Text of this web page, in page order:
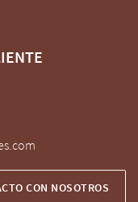
CON NOSOTROS